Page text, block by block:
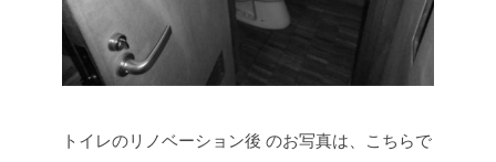
トイレのリノベーション後 のお写真は、こちらで